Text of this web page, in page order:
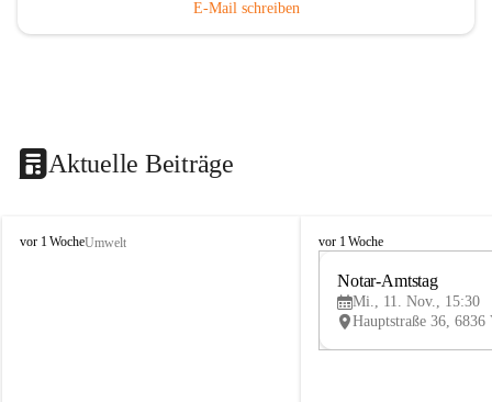
E-Mail schreiben
Aktuelle Beiträge
V
vor 1 WocheUmwelt
V
vor 1 Woche
Notar-Amtstag
Mi., 11. Nov., 15:30